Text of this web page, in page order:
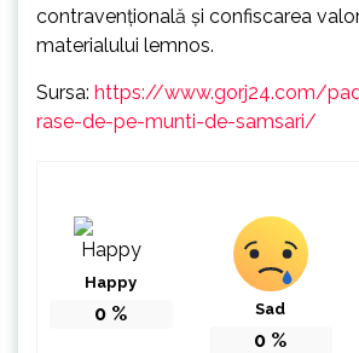
contravențională și confiscarea
materialului lemnos.
Sursa: https://www.gorj24.com/
rase-de-pe-munti-de-samsari/
Happy
0 % Sad
0 %